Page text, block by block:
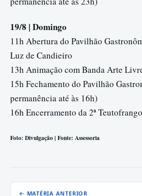
19/8 | Domingo
11h Abertura do Pavilhão
Luz de Candieiro
13h Animação com Banda Arte
15h Fechamento do Pavilhão
permanência até às 16h)
16h Encerramento da 2ª
Foto: Divulgação | Fonte: Assessoria
← MATÉRIA ANTERIOR